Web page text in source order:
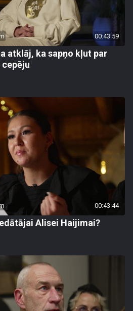
00:43:59
atklāj, ka sapņo kļut par
00:43:44
Alisei Haijimai?